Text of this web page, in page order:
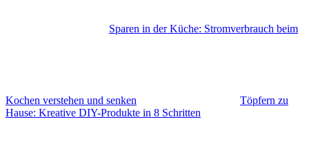
Sparen in der Küche: Stromverbrauch beim
Kochen verstehen und senken
Töpfern zu
Hause: Kreative DIY-Produkte in 8 Schritten